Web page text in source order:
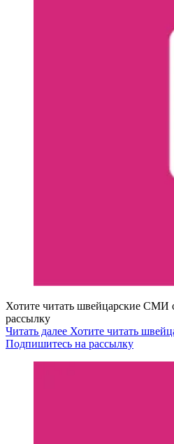
Хотите читать швейцарские СМИ
рассылку
Читать далее Хотите читать
Подпишитесь на рассылку